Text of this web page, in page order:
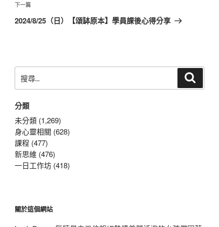
覽
文
章
下
一
下一篇
2024/8/25（日）【頌缽原本】學員課後心得分享
尋
鍵
字:
分類
未分類 (1,269)
身心靈相關 (628)
課程 (477)
新思維 (476)
一日工作坊 (418)
關於這個網站